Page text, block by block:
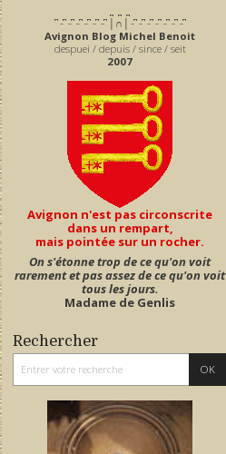
͆ ̵ ͆ ̵ ͆ ̵ ͆ ̵ ͆ ̵ ͆ ̵ ͆ │∩│ ̵ ͆ ̵ ͆ ̵ ͆ ̵ ͆ ̵ ͆ ̵ ͆ ̵ ͆
Avignon Blog Michel Benoit
despuei / depuis / since / seit
2007
Avignon n'est pas circonscrite
dans un rempart,
mais pointée sur un rocher.
On s'étonne trop de ce qu'on voit
rarement et pas assez de ce qu'on voit
tous les jours.
Madame de Genlis
Rechercher